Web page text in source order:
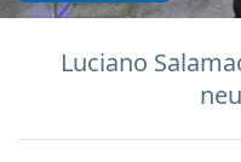
Luciano